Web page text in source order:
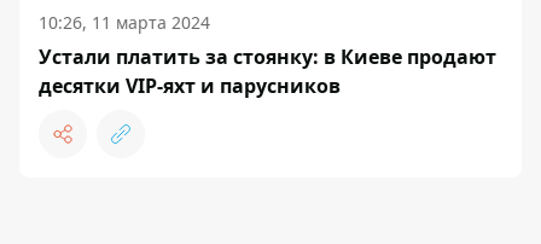
10:26, 11 марта 2024
Устали платить за стоянку: в Киеве продают
десятки VIP-яхт и парусников